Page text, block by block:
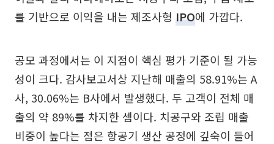
를 기반으로 이익을 내는 제조사형 IPO에 가깝다.
공모 과정에서는 이 지점이 핵심 평가 기준이 될 가능
성이 크다. 감사보고서상 지난해 매출의 58.91%는 A
사, 30.06%는 B사에서 발생했다. 두 고객이 전체 매
출의 약 89%를 차지한 셈이다. 치공구와 조립 매출
비중이 높다는 점은 항공기 생산 공정에 깊숙이 들어